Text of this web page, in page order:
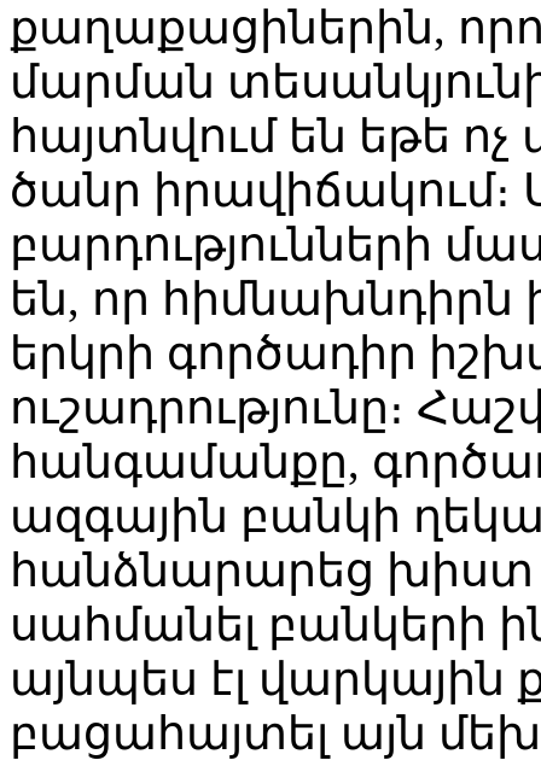
քաղաքացիներին,
մարման
հայտնվում են եթե
ծանր
բարդությունների
են, որ հիմնախնդիրն
երկրի գործադիր
ուշադրությունը։
հանգամանքը,
ազգային բանկի
հանձնարարեց խիստ
սահմանել բանկերի
այնպես էլ
բացահայտել այն